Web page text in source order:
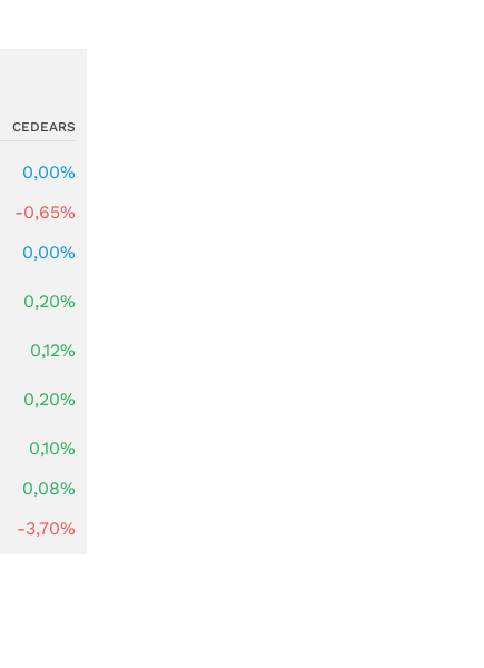
CEDEARS
0,00%
-0,65%
0,00%
0,20%
0,12%
0,20%
0,10%
0,08%
-3,70%